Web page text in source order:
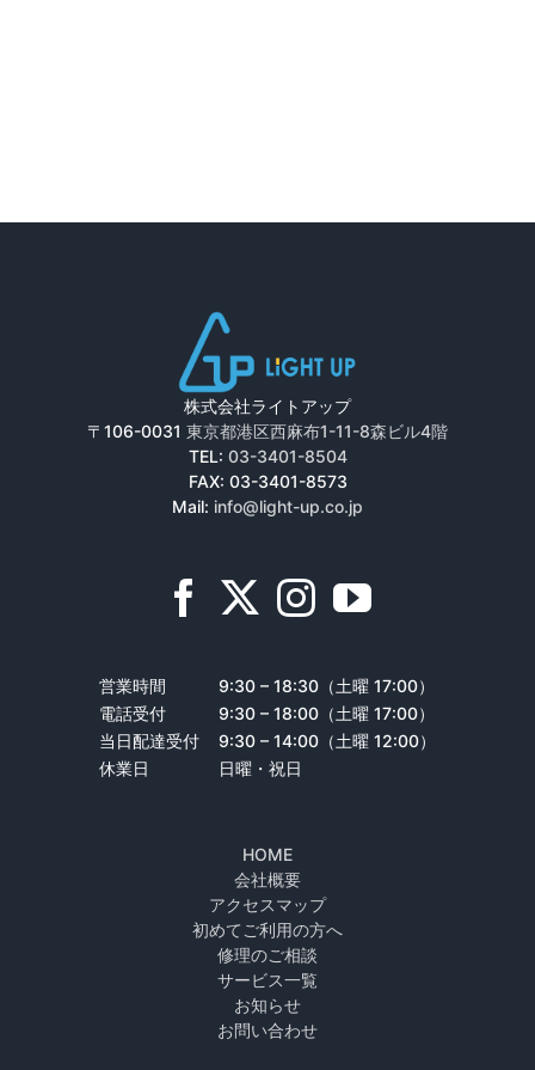
株式会社ライトアップ
〒106-0031 東京都港区西麻布1-11-8森ビル4階
TEL: 03-3401-8504
FAX: 03-3401-8573
Mail: info@light-up.co.jp
営業時間
9:30 – 18:30（土曜 17:00）
電話受付
9:30 – 18:00（土曜 17:00）
当日配達受付
9:30 – 14:00（土曜 12:00）
休業日
日曜・祝日
HOME
会社概要
アクセスマップ
初めてご利用の方へ
修理のご相談
サービス一覧
お知らせ
お問い合わせ